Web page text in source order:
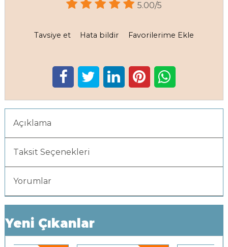
5.00/5
Tavsiye et Hata bildir Favorilerime Ekle
Açıklama
Taksit Seçenekleri
Yorumlar
Yeni Çıkanlar